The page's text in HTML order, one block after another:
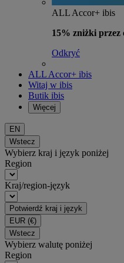
ALL Accor+ ibis
15% zniżki przez
Odkryć
ALL Accor+ ibis
Witaj w ibis
Butik ibis
Więcej
EN
Wstecz
Wybierz kraj i język poniżej
Region
Kraj/region-język
Potwierdź kraj i język
EUR (€)
Wstecz
Wybierz walutę poniżej
Region